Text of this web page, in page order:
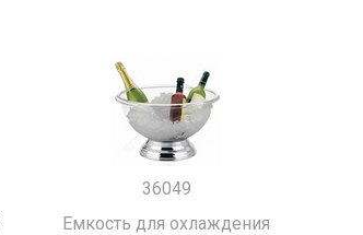
36049
Емкость для охлаждения